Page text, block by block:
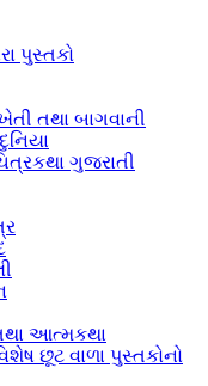
પુસ્તકો
તથા બાગવાની
ગુજરાતી
આત્મકથા
છૂટ વાળા પુસ્તકોનો